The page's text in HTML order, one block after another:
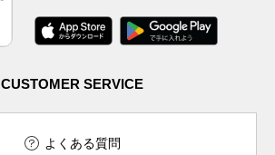
CUSTOMER SERVICE
よくある質問